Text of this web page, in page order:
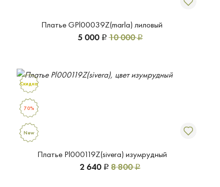
Платье GPl00039Z(marla) лиловый
5 000 Р 10 000Р
Платье Pl000119Z(sivera) изумрудный
2 640 Р 8 800Р
Скидка
70%
New